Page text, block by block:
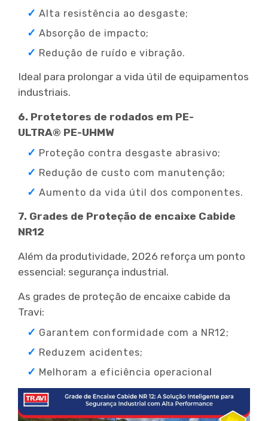
Alta resistência ao desgaste;
Absorção de impacto;
Redução de ruído e vibração.
Ideal para prolongar a vida útil de equipamentos
industriais.
6. Protetores de rodados em PE-
ULTRA® PE-UHMW
Proteção contra desgaste abrasivo;
Redução de custo com manutenção;
Aumento da vida útil dos componentes.
7. Grades de Proteção de encaixe Cabide
NR12
Além da produtividade, 2026 reforça um ponto
essencial: segurança industrial.
As grades de proteção de encaixe cabide da
Travi:
Garantem conformidade com a NR12;
Reduzem acidentes;
Melhoram a eficiência operacional